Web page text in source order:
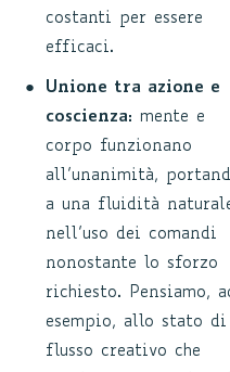
costanti per essere
efficaci.
Unione tra azione e
coscienza: mente e
corpo funzionano
all’unanimità,
a una fluidità
nell’uso dei comandi
nonostante lo sforzo
richiesto. Pensiamo,
esempio, allo stato di
flusso creativo che